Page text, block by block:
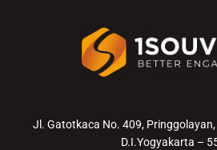
Jl. Gatotkaca No. 409,
D.I.Yogyakarta –